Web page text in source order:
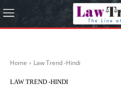
Home Law Trend -Hindi
LAW TREND -HINDI